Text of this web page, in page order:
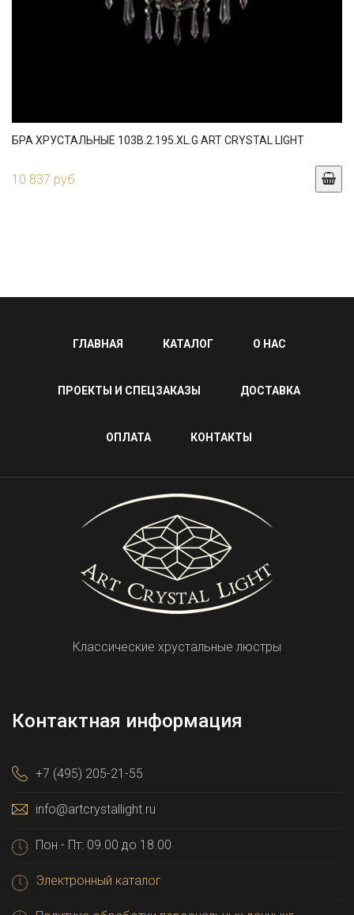
БРА ХРУСТАЛЬНЫЕ 103B.2.195.XL.G ART CRYSTAL LIGHT
10 837 руб.
ГЛАВНАЯ КАТАЛОГ О НАС
ПРОЕКТЫ И СПЕЦЗАКАЗЫ ДОСТАВКА
ОПЛАТА КОНТАКТЫ
Классические хрустальные люстры
Контактная информация
+7 (495) 205-21-55
info@artcrystallight.ru
Пон - Пт: 09.00 до 18.00
Электронный каталог